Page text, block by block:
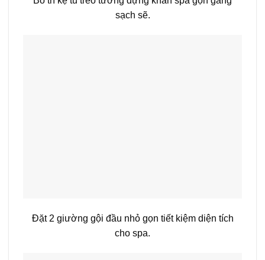
sạch sẽ.
Đặt 2 giường gội đầu nhỏ gọn tiết kiệm diện tích
cho spa.